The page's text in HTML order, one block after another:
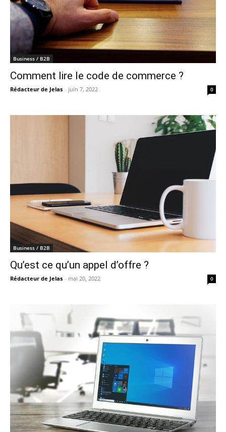
Business / B2B
Comment lire le code de commerce ?
Rédacteur de Jelas - juin 7, 2022 0
Business / B2B
Qu’est ce qu’un appel d’offre ?
Rédacteur de Jelas - mai 20, 2022 0